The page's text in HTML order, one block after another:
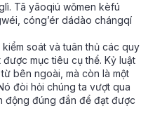
Tā yāoqiú wǒmen kèfú
cóng’ér dádào chángqí
soát và tuân thủ các quy
mục tiêu cụ thể. Kỷ luật
bên ngoài, mà còn là một
đòi hỏi chúng ta vượt qua
động đúng đắn để đạt được